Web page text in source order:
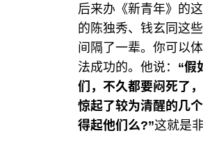
后来办《新青年》的
的陈独秀、钱玄同这
间隔了一辈。你可以
法成功的。他说： “假
们，不久都要闷死了
惊起了较为清醒的几
得起他们么?”这就是